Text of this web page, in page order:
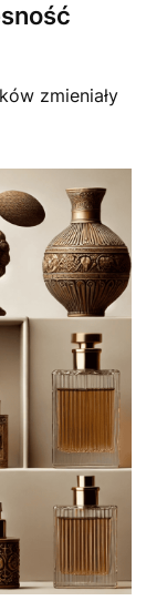
zmieniały